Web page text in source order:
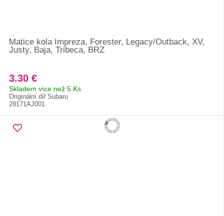
Matice kola Impreza, Forester, Legacy/Outback, XV,
Justy, Baja, Tribeca, BRZ
3.30 €
Skladem více než 5 Ks
Originální díl Subaru
28171AJ001